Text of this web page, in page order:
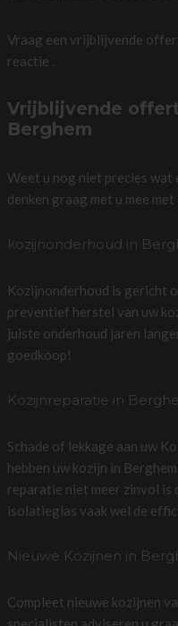
Vraag een vrijblijvende
reactie .
Vrijblijvende
Berghem
Weet u nog niet precies wat
denken graag met u mee met
kozijnonderhoud in
Kozijnonderhoud is gericht
preventief herstel van uw
juiste onderhoud jaren
goedkoop!
Kozijnreparatie in
Schade of lekkage aan uw
hebben uw kozijn in
reparatie niet meer zinvol is
isolatieglas vaak wel de
Nieuwe Kozijnen in
Compleet nieuwe kozijnen